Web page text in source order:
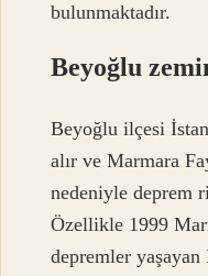
bulunmaktadır.
Beyoğlu
Beyoğlu ilçesi
alır ve Marmara
nedeniyle deprem
Özellikle 1999
depremler